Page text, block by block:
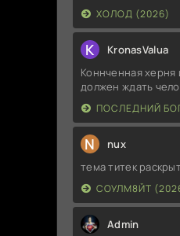
ХОЛОД (2026)
K KronasValua
Коннченная херня
должен ждать
ПОСЛЕДНИЙ
N nux
тема титек
СОУЛМ8ЙТ
Admin